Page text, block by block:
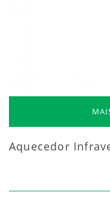
Aquecedor